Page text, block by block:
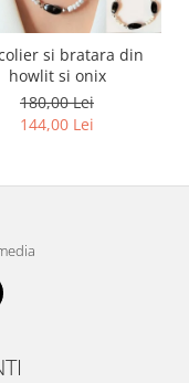
si bratara din
howlit si onix
180,00 Lei
144,00 Lei